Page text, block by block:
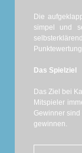
Die
simpel und
Das Spielziel
Das Ziel bei
Mitspieler
Gewinner
gewinnen.